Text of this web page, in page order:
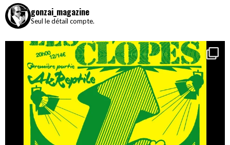
gonzai_magazine
Seul le détail compte.